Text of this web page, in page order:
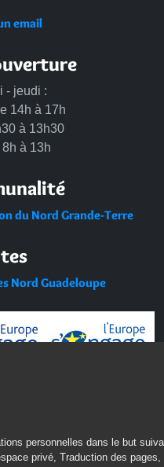
personnelles dans le but
privé, Traduction des pages,
email
- jeudi :
14h à 17h
à 13h30
à 13h
du Nord Grande-Terre
Nord Guadeloupe